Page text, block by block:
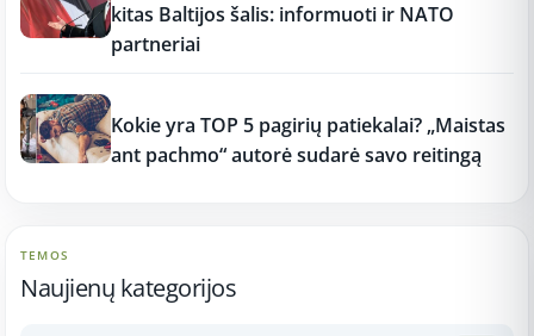
kitas Baltijos šalis: informuoti ir NATO
partneriai
Kokie yra TOP 5 pagirių patiekalai? „Maistas
ant pachmo“ autorė sudarė savo reitingą
TEMOS
Naujienų kategorijos